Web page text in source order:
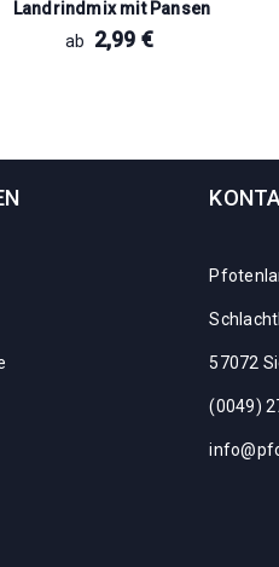
Landrindmix mit Pansen
ab
2,99 €
57072
(0049)